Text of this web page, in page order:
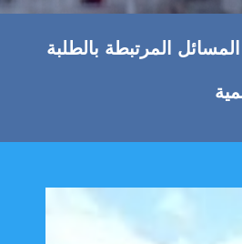
المرتبطة بالطلبة